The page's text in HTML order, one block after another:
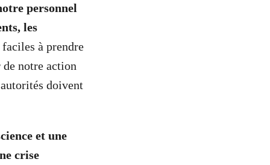
personnel
les
faciles à prendre
notre action
doivent
et une
crise